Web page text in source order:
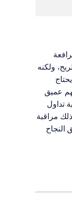
ولكنه
عميق
تداول
مراقبة
النجاح